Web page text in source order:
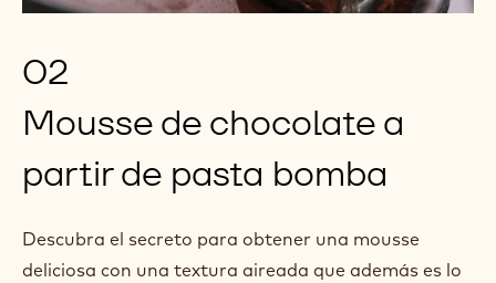
02
Mousse de chocolate a
partir de pasta bomba
Descubra el secreto para obtener una mousse
deliciosa con una textura aireada que además es lo